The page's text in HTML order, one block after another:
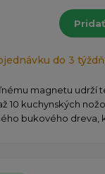
do 3
magnetu udrží
10 kuchynských
bukového dreva,